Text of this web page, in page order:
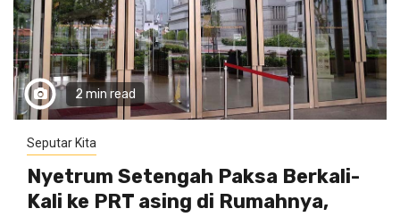
2 min read
Seputar Kita
Nyetrum Setengah Paksa Berkali-
Kali ke PRT asing di Rumahnya,